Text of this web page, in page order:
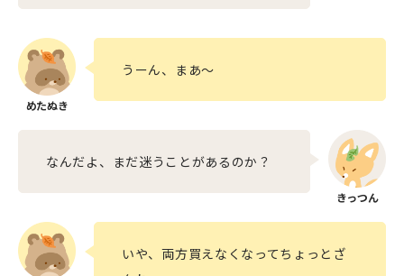
うーん、まあ〜
なんだよ、まだ迷うことがあるのか？
いや、両方買えなくなってちょっとざ